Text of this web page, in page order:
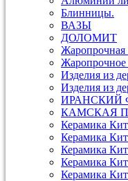
Блинницы.
ВАЗЫ
ДОЛОМИТ
Жаропрочная
Жаропрочное
Изделия из
Изделия из
ИРАНСКИЙ
КАМСКАЯ
Керамика
Керамика
Керамика
Керамика
Керамика